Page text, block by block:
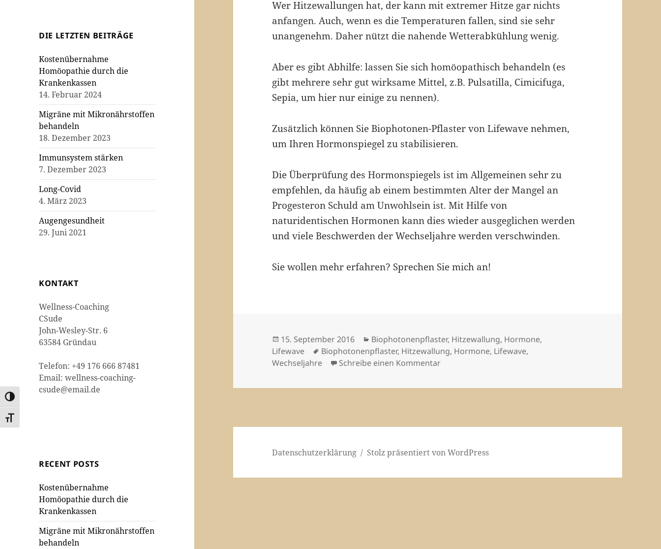
UMSCHALTEN AUF HOHE KONTRASTE
SCHRIFT VERGRÖSSERN
DIE LETZTEN BEITRÄGE
Kostenübernahme
Homöopathie durch die
Krankenkassen
14. Februar 2024
Migräne mit Mikronährstoffen
behandeln
18. Dezember 2023
Immunsystem stärken
7. Dezember 2023
Long-Covid
4. März 2023
Augengesundheit
29. Juni 2021
KONTAKT
Wellness-Coaching
CSude
John-Wesley-Str. 6
63584 Gründau
Telefon: +49 176 666 87481
Email: wellness-coaching-
csude@email.de
RECENT POSTS
Kostenübernahme
Homöopathie durch die
Krankenkassen
Migräne mit Mikronährstoffen
behandeln
Wer Hitzewallungen hat, der kann mit extremer Hitze gar nichts
anfangen. Auch, wenn es die Temperaturen fallen, sind sie sehr
unangenehm. Daher nützt die nahende Wetterabkühlung wenig.
Aber es gibt Abhilfe: lassen Sie sich homöopathisch behandeln (es
gibt mehrere sehr gut wirksame Mittel, z.B. Pulsatilla, Cimicifuga,
Sepia, um hier nur einige zu nennen).
Zusätzlich können Sie Biophotonen-Pflaster von Lifewave nehmen,
um Ihren Hormonspiegel zu stabilisieren.
Die Überprüfung des Hormonspiegels ist im Allgemeinen sehr zu
empfehlen, da häufig ab einem bestimmten Alter der Mangel an
Progesteron Schuld am Unwohlsein ist. Mit Hilfe von
naturidentischen Hormonen kann dies wieder ausgeglichen werden
und viele Beschwerden der Wechseljahre werden verschwinden.
Sie wollen mehr erfahren? Sprechen Sie mich an!
Veröffentlicht
am
15. September 2016 Kategorien
Biophotonenpflaster, Hitzewallung, Hormone,
Lifewave
Schlagwörter
Biophotonenpflaster, Hitzewallung, Hormone, Lifewave,
Wechseljahre
Schreibe einen Kommentarzu Hitzewallungen im Sommer
Datenschutzerklärung Stolz präsentiert von WordPress